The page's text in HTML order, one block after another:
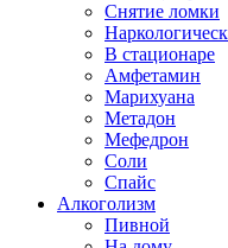
Снятие ломки
В стационаре
Амфетамин
Марихуана
Метадон
Мефедрон
Соли
Спайс
Алкоголизм
Пивной